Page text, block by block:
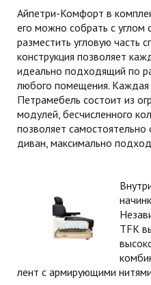
Айпетри-Комфорт в
его можно собрать с углом
разместить угловую часть
конструкция позволяет
идеально подходящий по
любого помещения. Каждая
Петрамебель состоит из
модулей, бесчисленного
позволяет
диван, максимально
TFK
лент с армирующими